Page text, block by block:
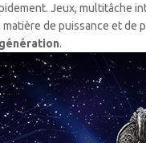
Jeux, multitâche
de puissance et
.